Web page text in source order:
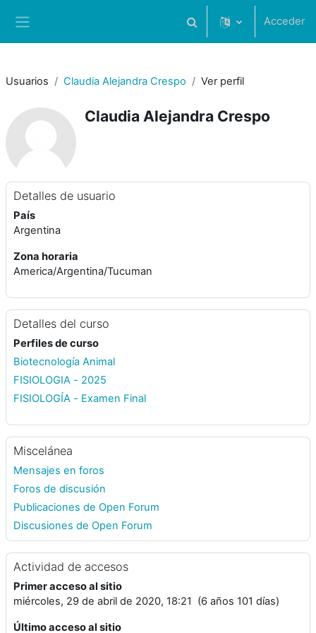
Selector de búsqueda de
Acceder
Usuarios Claudia Alejandra Crespo Ver perfil
Claudia Alejandra Crespo
Detalles de usuario
País
Argentina
Zona horaria
America/Argentina/Tucuman
Detalles del curso
Perfiles de curso
Biotecnología Animal
FISIOLOGIA - 2025
FISIOLOGÍA - Examen Final
Miscelánea
Mensajes en foros
Foros de discusión
Publicaciones de Open Forum
Discusiones de Open Forum
Actividad de accesos
Primer acceso al sitio
miércoles, 29 de abril de 2020, 18:21 (6 años 101 días)
Último acceso al sitio